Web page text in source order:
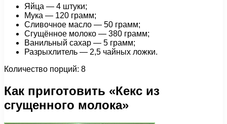
Яйца — 4 штуки;
Мука — 120 грамм;
Сливочное масло — 50 грамм;
Сгущённое молоко — 380 грамм;
Ванильный сахар — 5 грамм;
Разрыхлитель — 2,5 чайных ложки.
Количество порций: 8
Как приготовить «Кекс из
сгущенного молока»